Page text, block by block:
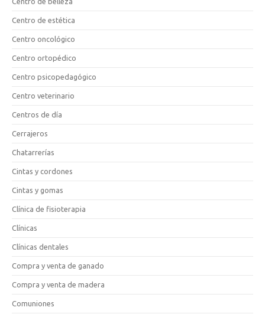
Centro de estética
Centro oncológico
Centro ortopédico
Centro psicopedagógico
Centro veterinario
Centros de día
Cerrajeros
Chatarrerías
Cintas y cordones
Cintas y gomas
Clínica de fisioterapia
Clínicas
Clínicas dentales
Compra y venta de ganado
Compra y venta de madera
Comuniones